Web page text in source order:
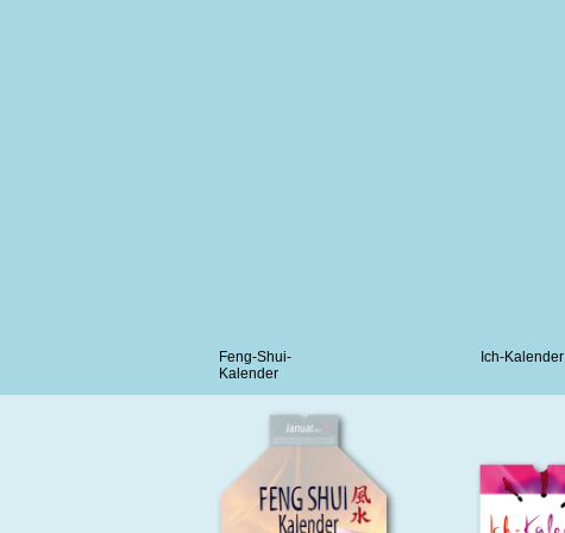
Feng-Shui-
Kalender
Ich-Kalender